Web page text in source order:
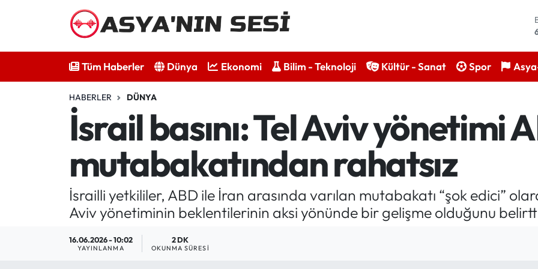
Tüm Haberler Dünya Ekonomi Bilim - Teknoloji Kültür - Sanat Spor
HABERLER DÜNYA
İsrail basını: Tel Aviv yönetimi
mutabakatından rahatsız
İsrailli yetkililer, ABD ile İran arasında varılan mutabakatı “şok edici”
Aviv yönetiminin beklentilerinin aksi yönünde bir gelişme olduğunu
16.06.2026 - 10:02
YAYINLANMA
2 DK
OKUNMA SÜRESI
Ekonomi
Bilim - Teknoloji
Kültür - Sanat